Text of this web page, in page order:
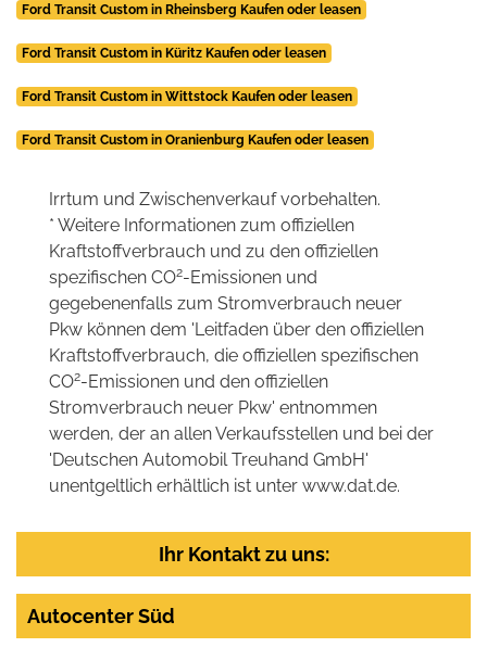
Ford Transit Custom in Rheinsberg Kaufen oder leasen
Ford Transit Custom in Küritz Kaufen oder leasen
Ford Transit Custom in Wittstock Kaufen oder leasen
Ford Transit Custom in Oranienburg Kaufen oder leasen
Irrtum und Zwischenverkauf vorbehalten.
* Weitere Informationen zum offiziellen
Kraftstoffverbrauch und zu den offiziellen
spezifischen CO2-Emissionen und
gegebenenfalls zum Stromverbrauch neuer
Pkw können dem 'Leitfaden über den offiziellen
Kraftstoffverbrauch, die offiziellen spezifischen
CO2-Emissionen und den offiziellen
Stromverbrauch neuer Pkw' entnommen
werden, der an allen Verkaufsstellen und bei der
'Deutschen Automobil Treuhand GmbH'
unentgeltlich erhältlich ist unter www.dat.de.
Ihr Kontakt zu uns:
Autocenter Süd